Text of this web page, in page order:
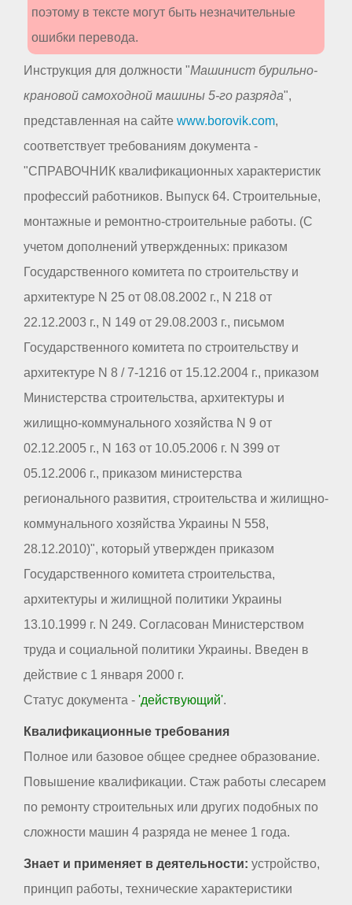
поэтому в тексте могут быть незначительные
ошибки перевода.
Инструкция для должности "Машинист бурильно-
крановой самоходной машины 5-го разряда",
представленная на сайте www.borovik.com,
соответствует требованиям документа -
"СПРАВОЧНИК квалификационных характеристик
профессий работников. Выпуск 64. Строительные,
монтажные и ремонтно-строительные работы. (С
учетом дополнений утвержденных: приказом
Государственного комитета по строительству и
архитектуре N 25 от 08.08.2002 г., N 218 от
22.12.2003 г., N 149 от 29.08.2003 г., письмом
Государственного комитета по строительству и
архитектуре N 8 / 7-1216 от 15.12.2004 г., приказом
Министерства строительства, архитектуры и
жилищно-коммунального хозяйства N 9 от
02.12.2005 г., N 163 от 10.05.2006 г. N 399 от
05.12.2006 г., приказом министерства
регионального развития, строительства и жилищно-
коммунального хозяйства Украины N 558,
28.12.2010)", который утвержден приказом
Государственного комитета строительства,
архитектуры и жилищной политики Украины
13.10.1999 г. N 249. Согласован Министерством
труда и социальной политики Украины. Введен в
действие с 1 января 2000 г.
Статус документа - 'действующий'.
Квалификационные требования
Полное или базовое общее среднее образование.
Повышение квалификации. Стаж работы слесарем
по ремонту строительных или других подобных по
сложности машин 4 разряда не менее 1 года.
Знает и применяет в деятельности: устройство,
принцип работы, технические характеристики